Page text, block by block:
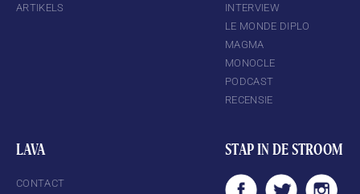
ARTIKELS
INTERVIEW
LE MONDE DIPLO
MAGMA
MONOCLE
PODCAST
RECENSIE
LAVA
CONTACT
STAP IN DE STROOM